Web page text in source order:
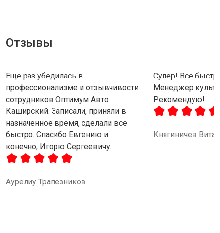
Отзывы
Еще раз убедилась в
профессионализме и отзывчивости
сотрудников Оптимум Авто
Каширский. Записали, приняли в
назначенное время, сделали все
быстро. Спасибо Евгению и
конечно, Игорю Сергеевичу.
Аурелиу Трапезников
Супер! Все
Менеджер
Рекомендую!
Княгиничев